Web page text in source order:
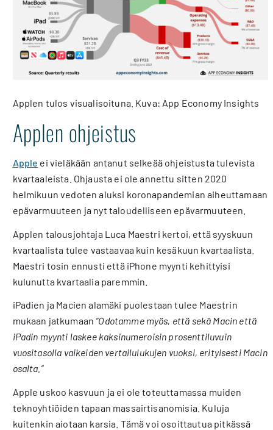
Applen tulos visualisoituna. Kuva: App Economy Insights
Applen ohjeistus
Apple ei vieläkään antanut selkeää ohjeistusta tulevista
kvartaaleista. Ohjausta ei ole annettu sitten 2020
helmikuun vedoten aluksi koronapandemian aiheuttamaan
epävarmuuteen ja nyt taloudelliseen epävarmuuteen.
Applen talousjohtaja Luca Maestri kertoi, että syyskuun
kvartaalista tulee vastaavaa kuin kesäkuun kvartaalista.
Maestri tosin ennusti että iPhone myynti kehittyisi
kulunutta kvartaalia paremmin.
iPadien ja Macien alamäki puolestaan tulee Maestrin
mukaan jatkumaan”Odotamme myös, että sekä Macin että
iPadin myynti laskee kaksinumeroisin prosenttiluvuin
vuositasolla vaikeiden vertailulukujen vuoksi, erityisesti Macin
osalta.”
Apple uskoo kasvuun ja ei ole toteuttamassa muiden
teknoyhtiöiden tapaan massairtisanomisia. Kuluja
kuitenkin aiotaan karsia. Tämä voi osoittautua pitkässä